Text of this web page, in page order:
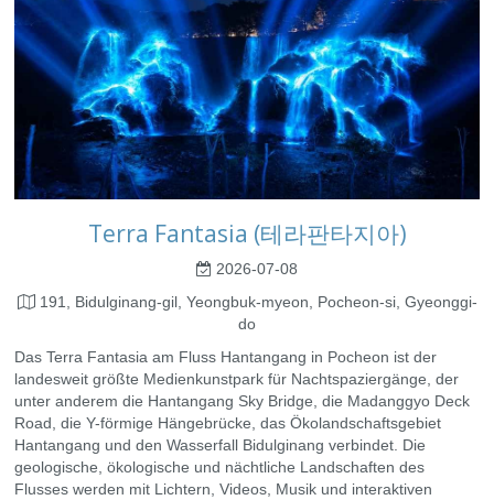
Terra Fantasia (테라판타지아)
2026-07-08
191, Bidulginang-gil, Yeongbuk-myeon, Pocheon-si, Gyeonggi-
do
Das Terra Fantasia am Fluss Hantangang in Pocheon ist der
landesweit größte Medienkunstpark für Nachtspaziergänge, der
unter anderem die Hantangang Sky Bridge, die Madanggyo Deck
Road, die Y-förmige Hängebrücke, das Ökolandschaftsgebiet
Hantangang und den Wasserfall Bidulginang verbindet. Die
geologische, ökologische und nächtliche Landschaften des
Flusses werden mit Lichtern, Videos, Musik und interaktiven